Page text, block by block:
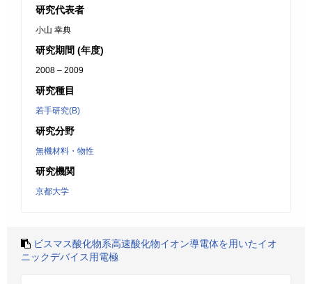
研究代表者
小山 幸典
研究期間 (年度)
2008 – 2009
研究種目
若手研究(B)
研究分野
無機材料・物性
研究機関
京都大学
ビスマス酸化物系高速酸化物イオン導電体を用いたイオ
ニックデバイス用電極